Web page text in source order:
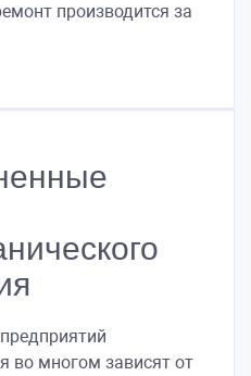
производится за
во многом зависят от